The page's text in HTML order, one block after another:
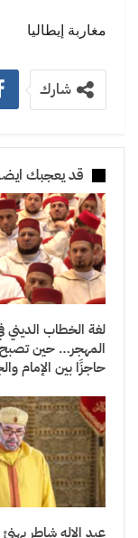
مغاربة إيطاليا
شارك
قد يعجبك
لغة الخطاب الديني
المهجر… حين تصبح
حاجزًا بين الإمام
عبد الإله شاطر يهنئ